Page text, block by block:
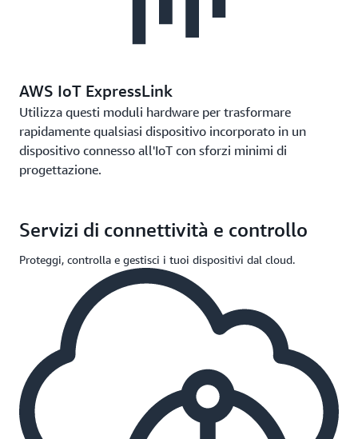
AWS IoT ExpressLink
Utilizza questi moduli hardware per trasformare
rapidamente qualsiasi dispositivo incorporato in un
dispositivo connesso all'IoT con sforzi minimi di
progettazione.
Servizi di connettività e controllo
Proteggi, controlla e gestisci i tuoi dispositivi dal cloud.